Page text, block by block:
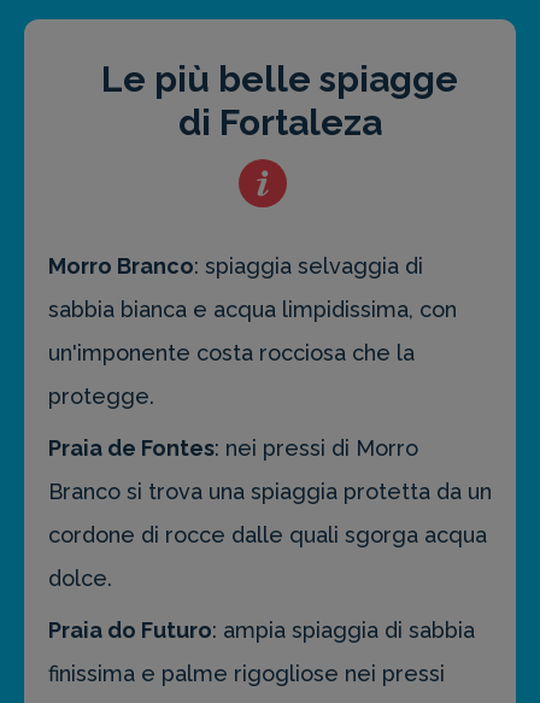
Le più belle spiagge
di Fortaleza
Morro Branco: spiaggia selvaggia di
sabbia bianca e acqua limpidissima, con
un'imponente costa rocciosa che la
protegge.
Praia de Fontes: nei pressi di Morro
Branco si trova una spiaggia protetta da un
cordone di rocce dalle quali sgorga acqua
dolce.
Praia do Futuro: ampia spiaggia di sabbia
finissima e palme rigogliose nei pressi